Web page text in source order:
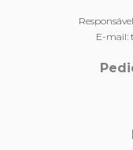
E-mail: